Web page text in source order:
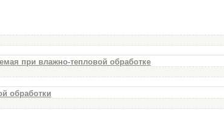
при влажно-тепловой обработке
обработки